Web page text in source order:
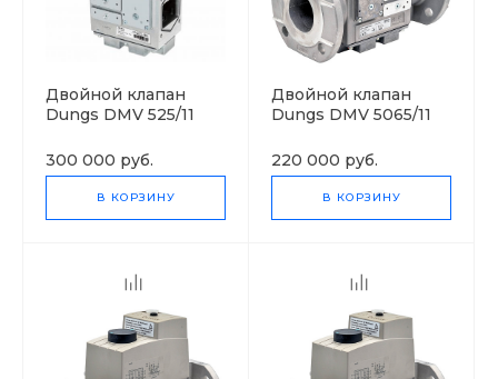
Двойной клапан
Dungs DMV 525/11
300 000 руб.
В КОРЗИНУ
Двойной клапан
Dungs DMV 5065/11
220 000 руб.
В КОРЗИНУ